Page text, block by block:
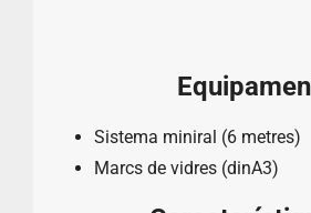
Sistema miniral (6 metres)
Marcs de vidres (dinA3)